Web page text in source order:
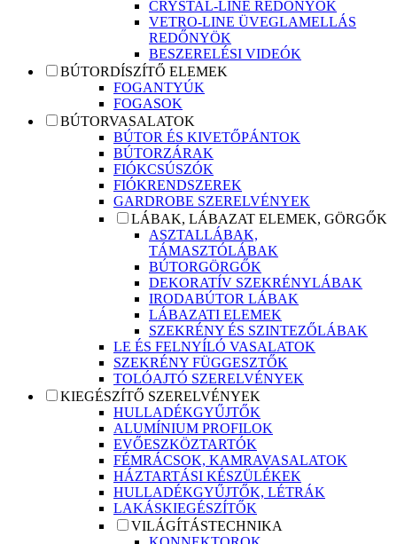
CRYSTAL-LINE REDŐNYÖK
VETRO-LINE ÜVEGLAMELLÁS
REDŐNYÖK
BESZERELÉSI VIDEÓK
BÚTORDÍSZÍTŐ ELEMEK
FOGANTYÚK
FOGASOK
BÚTORVASALATOK
BÚTOR ÉS KIVETŐPÁNTOK
BÚTORZÁRAK
FIÓKCSÚSZÓK
FIÓKRENDSZEREK
GARDROBE SZERELVÉNYEK
LÁBAK, LÁBAZAT ELEMEK, GÖRGŐK
ASZTALLÁBAK,
TÁMASZTÓLÁBAK
BÚTORGÖRGŐK
DEKORATÍV SZEKRÉNYLÁBAK
IRODABÚTOR LÁBAK
LÁBAZATI ELEMEK
SZEKRÉNY ÉS SZINTEZŐLÁBAK
LE ÉS FELNYÍLÓ VASALATOK
SZEKRÉNY FÜGGESZTŐK
TOLÓAJTÓ SZERELVÉNYEK
KIEGÉSZÍTŐ SZERELVÉNYEK
HULLADÉKGYŰJTŐK
ALUMÍNIUM PROFILOK
EVŐESZKÖZTARTÓK
FÉMRÁCSOK, KAMRAVASALATOK
HÁZTARTÁSI KÉSZÜLÉKEK
HULLADÉKGYŰJTŐK, LÉTRÁK
LAKÁSKIEGÉSZÍTŐK
VILÁGÍTÁSTECHNIKA